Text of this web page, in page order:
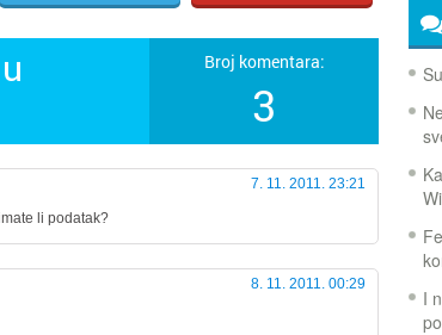
Broj komentara:
3
7. 11. 2011. 23:21
li podatak?
8. 11. 2011. 00:29
I